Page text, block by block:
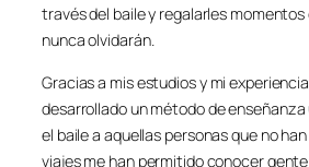
través del baile y regalarles
nunca olvidarán.
Gracias a mis estudios y mi
desarrollado un método de
el baile a aquellas personas que no
viajes me han permitido conocer